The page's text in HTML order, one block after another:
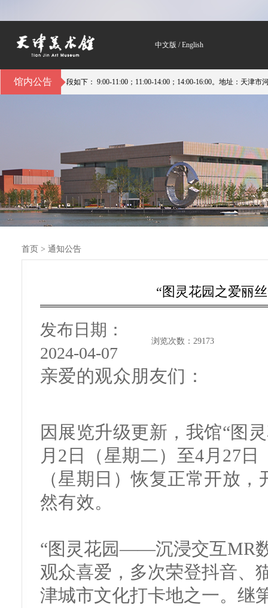
中文版 /English
馆内公告
可预约时间段如下： 9:00-11:00；11:00-14:00；14:00-16:00。地址：天津市河西
首页 > 通知公告
“图灵花园之爱丽
发布日期：
2024-04-07
浏览次数： 29173
亲爱的观众朋友们：
因展览升级更新，我馆“图
月2日（星期二）至4月27
（星期日）恢复正常开放
然有效。
“图灵花园——沉浸交互MR
观众喜爱，多次荣登抖音、
津城市文化打卡地之一。继